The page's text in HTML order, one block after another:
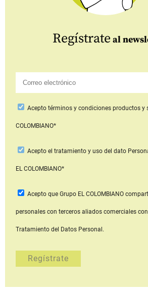
Regístrate al
Aceptotérminos y condiciones productos y
COLOMBIANO*
Acepto el tratamiento y uso del dato
EL COLOMBIANO*
Acepto que Grupo EL COLOMBIANO
personales con terceros aliados comerciales
Tratamiento del Datos Personal.